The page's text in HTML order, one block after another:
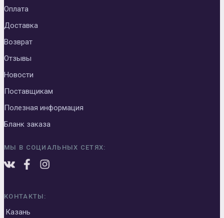
Оплата
Доставка
Возврат
Отзывы
Новости
Поставщикам
Полезная информация
Бланк заказа
МЫ В СОЦИАЛЬНЫХ СЕТЯХ:
КОНТАКТЫ:
Казань